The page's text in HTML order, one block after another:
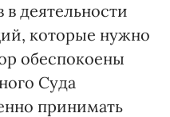
деятельности
которые нужно
обеспокоены
Суда
принимать